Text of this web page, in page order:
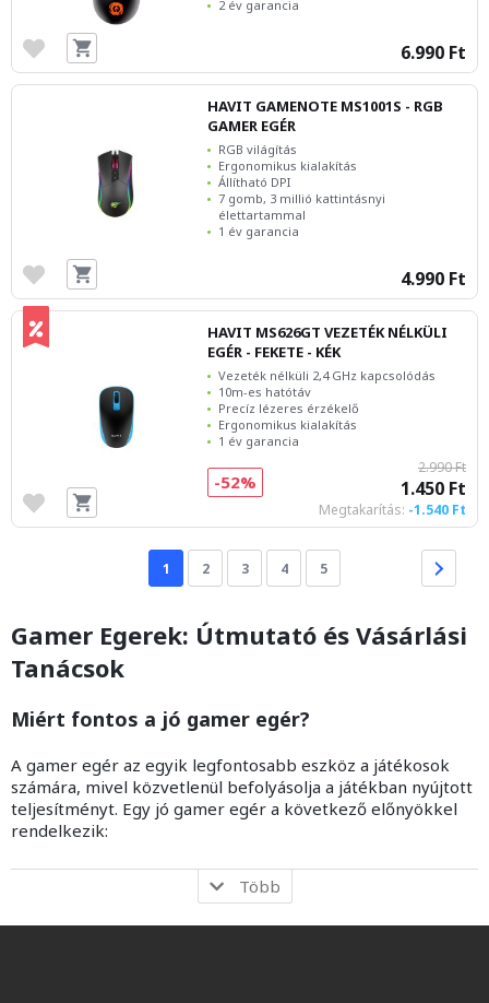
2 év garancia
6.990 Ft
HAVIT GAMENOTE MS1001S - RGB
GAMER EGÉR
RGB világítás
Ergonomikus kialakítás
Állítható DPI
7 gomb, 3 millió kattintásnyi
élettartammal
1 év garancia
4.990 Ft
HAVIT MS626GT VEZETÉK NÉLKÜLI
EGÉR - FEKETE - KÉK
Vezeték nélküli 2,4 GHz kapcsolódás
10m-es hatótáv
Precíz lézeres érzékelő
Ergonomikus kialakítás
1 év garancia
2.990 Ft
1.450 Ft
Megtakarítás: -1.540 Ft
-52%
1 2 3 4 5
Gamer Egerek: Útmutató és Vásárlási
Tanácsok
Miért fontos a jó gamer egér?
A gamer egér az egyik legfontosabb eszköz a játékosok
számára, mivel közvetlenül befolyásolja a játékban nyújtott
teljesítményt. Egy jó gamer egér a következő előnyökkel
rendelkezik:
Több